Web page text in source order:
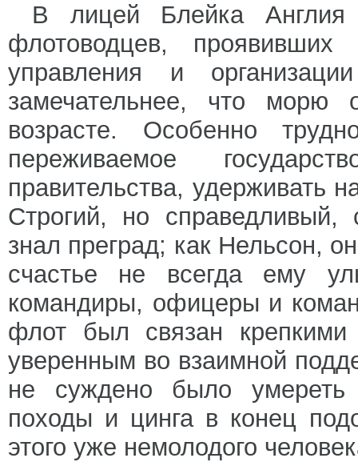
В лицей Блейка Англия
флотоводцев,
управления и
замечательнее, что
возрасте. Особенно
переживаемое
правительства, удерживать
Строгий, но
знал преград; как Нельсон,
счастье не всегда ему
командиры, офицеры и
флот был связан
уверенным во взаимной
не суждено было
походы и цинга в конец
этого уже немолодого